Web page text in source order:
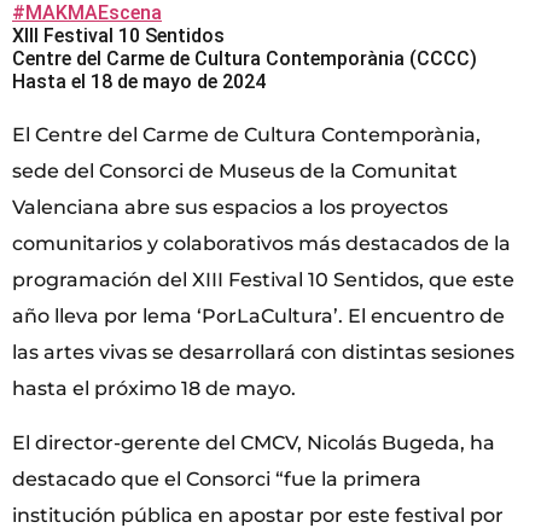
#MAKMAEscena
XIII Festival 10 Sentidos
Centre del Carme de Cultura Contemporània (CCCC)
Hasta el 18 de mayo de 2024
El Centre del Carme de Cultura Contemporània,
sede del Consorci de Museus de la Comunitat
Valenciana abre sus espacios a los proyectos
comunitarios y colaborativos más destacados de la
programación del XIII Festival 10 Sentidos, que este
año lleva por lema ‘PorLaCultura’. El encuentro de
las artes vivas se desarrollará con distintas sesiones
hasta el próximo 18 de mayo.
El director-gerente del CMCV, Nicolás Bugeda, ha
destacado que el Consorci “fue la primera
institución pública en apostar por este festival por